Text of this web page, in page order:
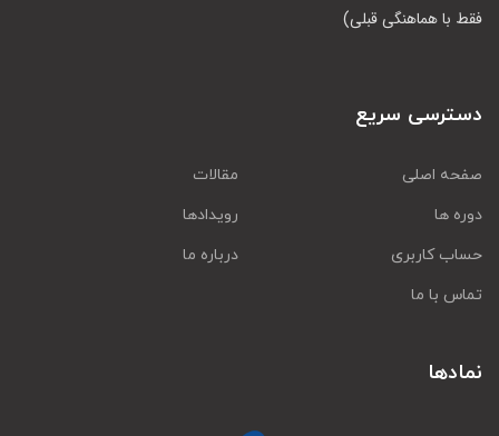
فقط با هماهنگی قبلی)
دسترسی سریع
صفحه اصلی
مقالات
دوره ها
رویدادها
حساب کاربری
درباره ما
تماس با ما
نمادها